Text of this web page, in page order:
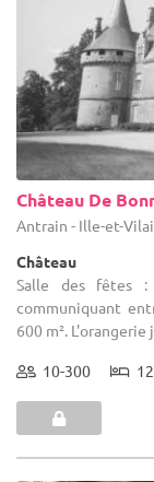
Château De
Antrain - Ille-et-
Château
Salle des fêtes
communiquant
600 m².
10-300